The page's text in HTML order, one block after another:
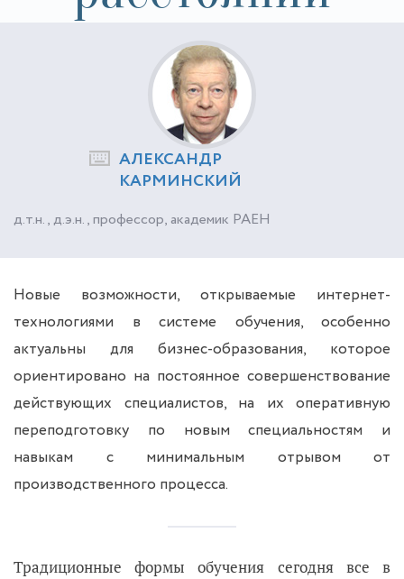
АЛЕКСАНДР
КАРМИНСКИЙ
д.т.н., д.э.н., профессор, академик РАЕН
Новые возможности, открываемые интернет-
технологиями в системе обучения, особенно
актуальны для бизнес-образования, которое
ориентировано на постоянное совершенствование
действующих специалистов, на их оперативную
переподготовку по новым специальностям и
навыкам с минимальным отрывом от
производственного процесса.
Традиционные формы обучения сегодня все в